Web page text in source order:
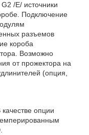
/E/ источники
Подключение
разъемов
короба
Возможно
от прожектора на
(опция,
опции